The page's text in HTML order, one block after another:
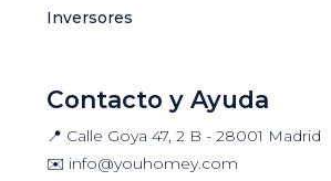
Inversores
Contacto y Ayuda
📍 Calle Goya 47, 2 B - 28001 Madrid
✉️ info@youhomey.com